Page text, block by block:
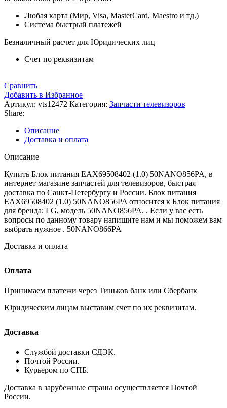
Любая карта (Мир, Visa, MasterCard, Maestro и тд.)
Система быстрый платежей
Безналичный расчет для Юридических лиц
Счет по реквизитам
Сравнить
Добавить в Избранное
Артикул: vts12472 Категория: Запчасти телевизоров
Share:
Описание
Доставка и оплата
Описание
Купить Блок питания EAX69508402 (1.0) 50NANO856PA, в
интернет магазине запчастей для телевизоров, быстрая
доставка по Санкт-Петербургу и России. Блок питания
EAX69508402 (1.0) 50NANO856PA относится к Блок питания
для бренда: LG, модель 50NANO856PA. . Если у вас есть
вопросы по данному товару напишите нам и мы поможем вам
выбрать нужное . 50NANO866PA
Доставка и оплата
Оплата
Принимаем платежи через Тиньков банк или Сбербанк
Юридическим лицам выставим счет по их реквизитам.
Доставка
Службой доставки СДЭК.
Почтой России.
Курьером по СПБ.
Доставка в зарубежные страны осуществляется Почтой
России.